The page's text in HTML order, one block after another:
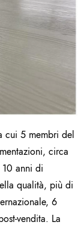
cui 5 membri del
circa
anni di
qualità, più di
6
vendita. La